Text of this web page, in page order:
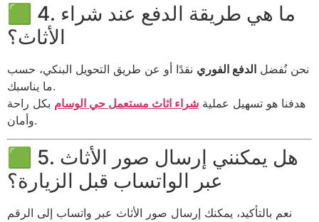
🟩 4. ما هي طريقة الدفع عند شراء
الأثاث؟
نحن نُفضل الدفع الفوري نقدًا أو عن طريق التحويل البنكي، حسب
ما يناسبك.
هدفنا هو تسهيل عملية شراء اثاث مستعمل حي الوسام بكل راحة
وأمان.
🟩 5. هل يمكنني إرسال صور الأثاث
عبر الواتساب قبل الزيارة؟
نعم بالتأكيد، يمكنك إرسال صور الأثاث عبر واتساب إلى الرقم